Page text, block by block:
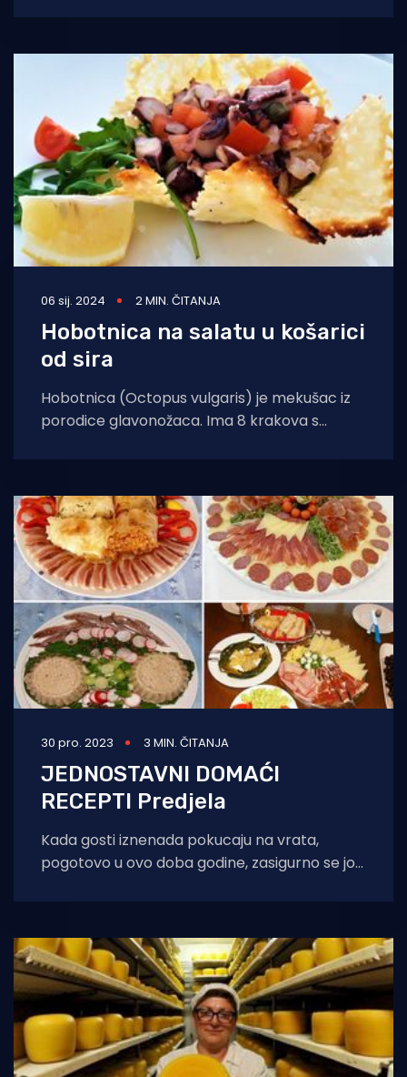
unije, objavila je
06 sij. 2024 2 MIN. ČITANJA
Hobotnica na salatu u košarici
od sira
Hobotnica (Octopus vulgaris) je mekušac iz
porodice glavonožaca. Ima 8 krakova s
30 pro. 2023 3 MIN. ČITANJA
JEDNOSTAVNI DOMAĆI
RECEPTI Predjela
Kada gosti iznenada pokucaju na vrata,
pogotovo u ovo doba godine, zasigurno se još